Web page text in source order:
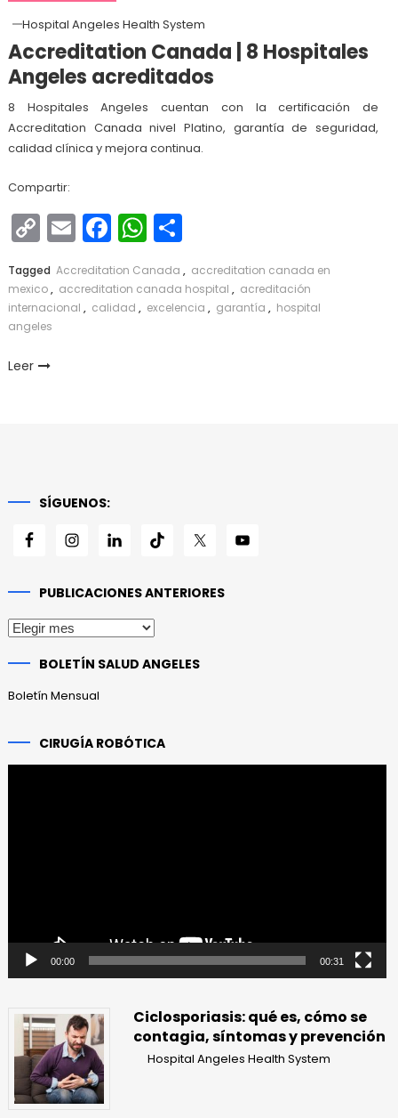
Hospital Angeles Health System
Accreditation Canada | 8 Hospitales
Angeles acreditados
8 Hospitales Angeles cuentan con la certificación de
Accreditation Canada nivel Platino, garantía de seguridad,
calidad clínica y mejora continua.
Compartir:
Copy
Link
EmailFacebook
WhatsApp
Compartir
Tagged Accreditation Canada , accreditation canada en
mexico, accreditation canada hospital , acreditación
internacional , calidad , excelencia , garantía , hospital
angeles
Leer
SÍGUENOS:
PUBLICACIONES ANTERIORES
Publicaciones
BOLETÍN SALUD ANGELES
Boletín Mensual
CIRUGÍA ROBÓTICA
00:00 00:31
Ciclosporiasis: qué es, cómo se
contagia, síntomas y prevención
Hospital Angeles Health System